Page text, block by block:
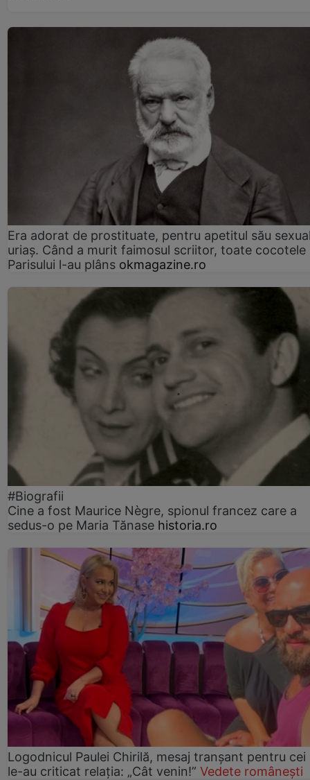
Era adorat de prostituate, pentru apetitul său
uriaș. Când a murit faimosul scriitor, toate cocotele
Parisului l-au plâns okmagazine.ro
#Biografii
Cine a fost Maurice Nègre, spionul francez care a
sedus-o pe Maria Tănase historia.ro
Logodnicul Paulei Chirilă, mesaj tranșant pentru cei
le-au criticat relația: „Cât venin!” Vedete românești